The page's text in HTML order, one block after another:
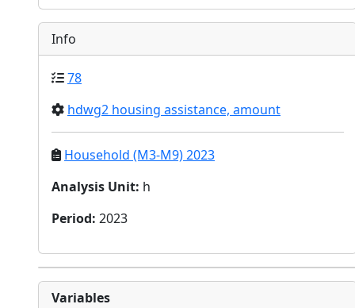
Info
78
hdwg2 housing assistance, amount
Household (M3-M9) 2023
Analysis Unit: h
Period: 2023
Variables